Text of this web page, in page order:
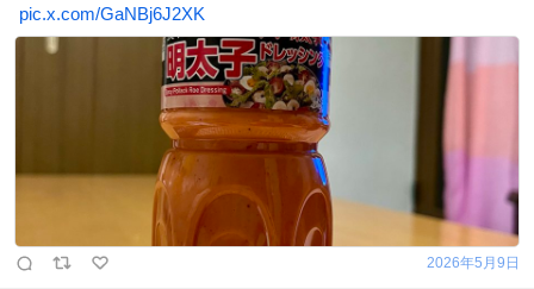
pic.x.com/GaNBj6J2XK
2026年5月9日